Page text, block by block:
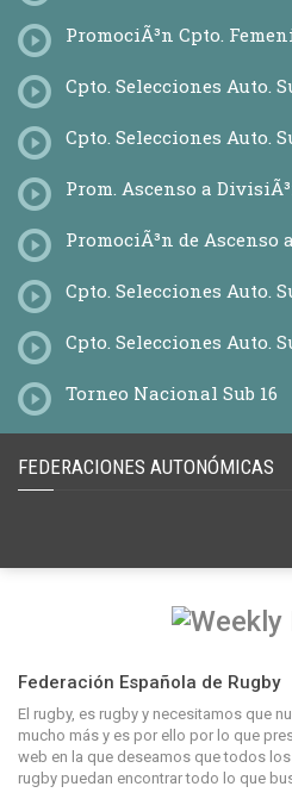
PromociÃ³n Cpto.
Cpto. Selecciones Auto.
Cpto. Selecciones Auto.
Prom. Ascenso a
PromociÃ³n de Ascenso
Cpto. Selecciones Auto.
Cpto. Selecciones Auto.
Torneo Nacional Sub 16
FEDERACIONES AUTONÓMICAS
Federación Española de Rugby
El rugby, es rugby y necesitamos que
mucho más y es por ello por lo que
web en la que deseamos que todos
rugby puedan encontrar todo lo que